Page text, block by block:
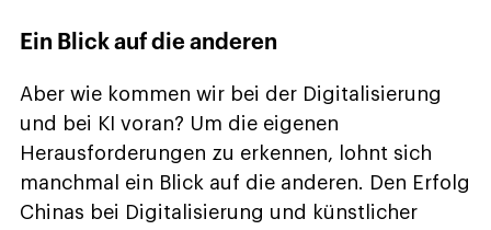
Ein Blick auf die anderen
Aber wie kommen wir bei der Digitalisierung
und bei KI voran? Um die eigenen
Herausforderungen zu erkennen, lohnt sich
manchmal ein Blick auf die anderen. Den Erfolg
Chinas bei Digitalisierung und künstlicher